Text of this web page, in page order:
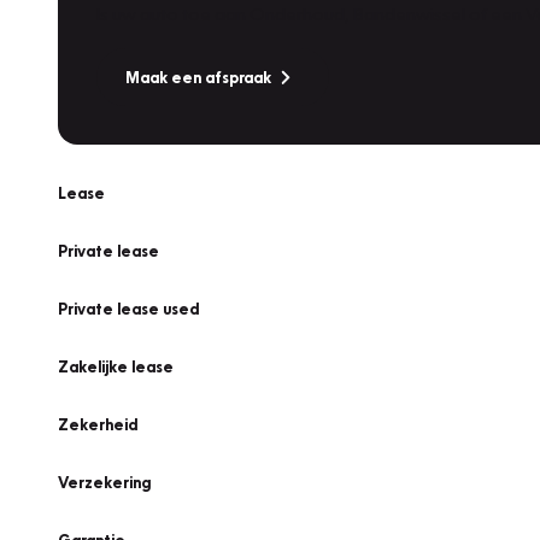
Maak een afspraak
Lease
Private lease
Private lease used
Zakelijke lease
Zekerheid
Verzekering